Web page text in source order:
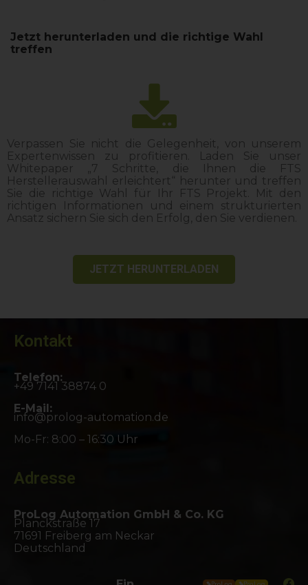
Jetzt herunterladen und die richtige Wahl
treffen
Verpassen Sie nicht die Gelegenheit, von unserem
Expertenwissen zu profitieren. Laden Sie unser
Whitepaper „7 Schritte, die Ihnen die FTS
Herstellerauswahl erleichtert“ herunter und treffen
Sie die richtige Wahl für Ihr FTS Projekt. Mit den
richtigen Informationen und einem strukturierten
Ansatz sichern Sie sich den Erfolg, den Sie verdienen.
JETZT HERUNTERLADEN
Kontakt
Telefon:
+49 7141 38874 0
E-Mail:
info@prolog-automation.de
Mo-Fr: 8:00 – 16:30 Uhr
Adresse
ProLog Automation GmbH & Co. KG
Planckstraße 17
71691 Freiberg am Neckar
Deutschland